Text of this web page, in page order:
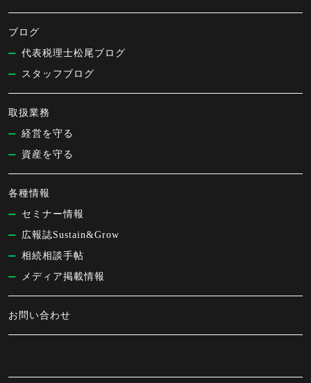
ブログ
代表税理士松尾ブログ
スタッフブログ
取扱業務
経営を守る
資産を守る
各種情報
セミナー情報
広報誌Sustain&Grow
相続相談手帖
メディア掲載情報
お問い合わせ